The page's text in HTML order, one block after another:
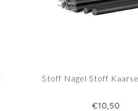
Stoff Nagel Stoff
€10,50